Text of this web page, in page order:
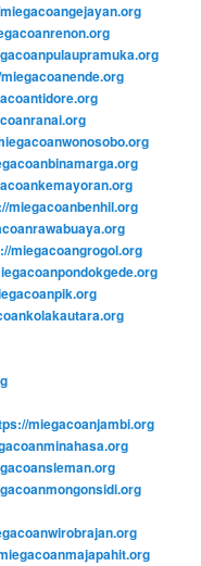
miegacoanbenhil.org
miegacoangrogol.org
miegacoanjambi.org